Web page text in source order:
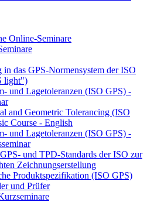
Online-Seminare
das GPS-Normensystem der ISO
light")
und Lagetoleranzen (ISO GPS) -
and Geometric Tolerancing (ISO
Course - English
und Lagetoleranzen (ISO GPS) -
und TPD-Standards der ISO zur
Zeichnungserstellung
Produktspezifikation (ISO GPS)
und Prüfer